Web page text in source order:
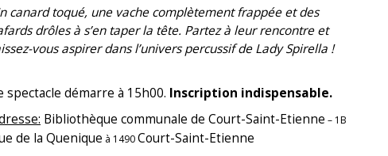
canard toqué, une vache complètement frappée et des
drôles à s’en taper la tête. Partez à leur rencontre et
vous aspirer dans l’univers percussif de Lady Spirella !
spectacle démarre à 15h00. Inscription indispensable.
Bibliothèque communale de Court-Saint-Etienne – 1B
de la Quenique à 1490Court-Saint-Etienne